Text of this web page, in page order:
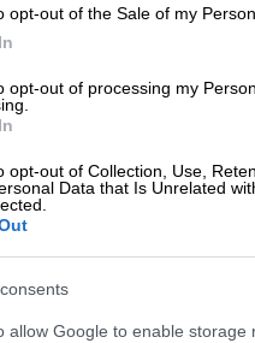
opt-out of the Sale of my
opt-out of processing my
opt-out of Collection, Use,
Data that Is Unrelated
allow Google to enable
το ΕΘΝΟΣ στη Google
να βάλει σε
σας…